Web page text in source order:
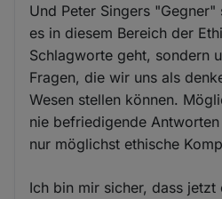
Und Peter Singers
es in diesem Bereich der
Schlagworte geht, sondern
Fragen, die wir uns als
Wesen stellen können.
nie befriedigende
nur möglichst ethische
Ich bin mir sicher, dass jetzt